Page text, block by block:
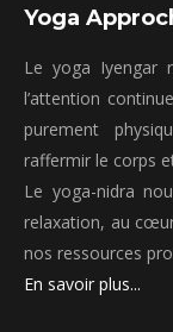
Yoga
Le yoga Iyengar
l’attention
purement
raffermir le corps
Le yoga-nidra
relaxation, au
nos ressources
En savoir plus...